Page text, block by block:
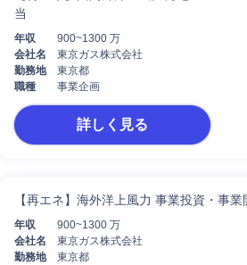
当
年収
900~1300 万
会社名
東京ガス株式会社
勤務地
東京都
職種
事業企画
詳しく見る
【再エネ】海外洋上風力 事業投資・事業
年収
900~1300 万
会社名
東京ガス株式会社
勤務地
東京都